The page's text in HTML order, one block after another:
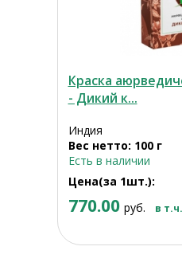
Краска
- Дикий к...
Индия
Вес нетто: 100 г
Есть в наличии
Цена(за 1шт.):
770.00 руб. в